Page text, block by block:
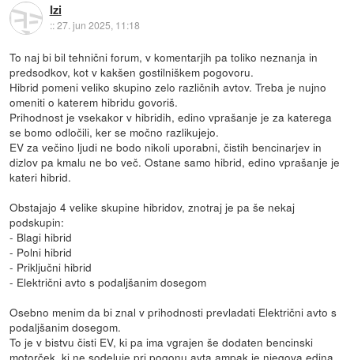
Izi
::27. jun 2025, 11:18
To naj bi bil tehnični forum, v komentarjih pa toliko neznanja in
predsodkov, kot v kakšen gostilniškem pogovoru.
Hibrid pomeni veliko skupino zelo različnih avtov. Treba je nujno
omeniti o katerem hibridu govoriš.
Prihodnost je vsekakor v hibridih, edino vprašanje je za katerega
se bomo odločili, ker se močno razlikujejo.
EV za večino ljudi ne bodo nikoli uporabni, čistih bencinarjev in
dizlov pa kmalu ne bo več. Ostane samo hibrid, edino vprašanje je
kateri hibrid.
Obstajajo 4 velike skupine hibridov, znotraj je pa še nekaj
podskupin:
- Blagi hibrid
- Polni hibrid
- Priključni hibrid
- Električni avto s podaljšanim dosegom
Osebno menim da bi znal v prihodnosti prevladati Električni avto s
podaljšanim dosegom.
To je v bistvu čisti EV, ki pa ima vgrajen še dodaten bencinski